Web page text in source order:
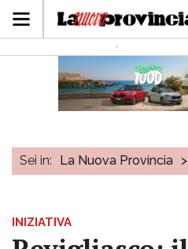
Sei in: La Nuova Provincia >
INIZIATIVA